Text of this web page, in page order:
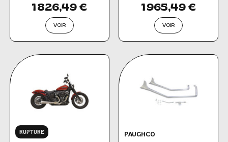
1 826,49 €
VOIR
1 965,49 €
VOIR
RUPTURE PAUGHCO